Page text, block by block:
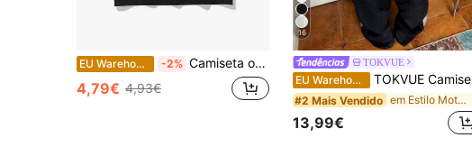
EU Warehouse -2% Camiseta oversized com estampa do jogo de terror Silent Hill 2, estilo rock vintage, unissex, em algodão.
4,79€ 4,93€
16
TOKVUE
EU Warehouse TOKVUE Camiseta branca folgada com estampa vermelha de slogan em estilo streetwear e bordado 3D.
#2 Mais Vendido em Estilo Motociclista de Vanguarda T-shirts mascu
13,99€